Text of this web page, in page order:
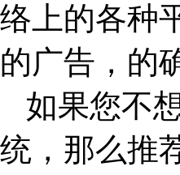
络上的各种
的广告，的
如果您不
统，那么推